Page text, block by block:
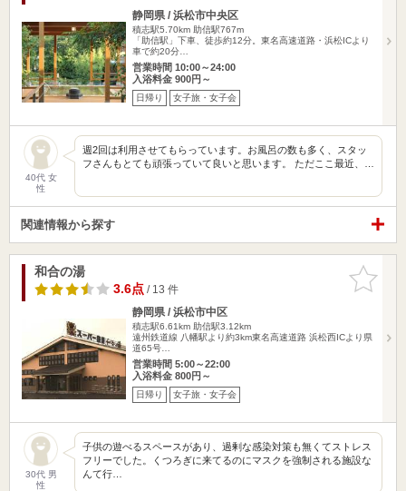
静岡県 / 浜松市中央区
積志駅5.70km 助信駅767m
「助信駅」下車、徒歩約12分。東名高速道路・浜松ICより
車で約20分…
営業時間 10:00～24:00
入浴料金 900円～
日帰り 女子旅・女子会
40代 女
性
週2回は利用させてもらっています。お風呂の数も多く、スタッ
フさんもとても頑張っていて良いと思います。 ただここ最近、…
関連情報から探す
お気に入
りに追加
和合の湯
3.6点/ 13 件
静岡県 / 浜松市中区
積志駅6.61km 助信駅3.12km
遠州鉄道線 八幡駅より約3km東名高速道路 浜松西ICより県
道65号…
営業時間 5:00～22:00
入浴料金 800円～
日帰り 女子旅・女子会
30代 男
性
子供の遊べるスペースがあり、過剰な感染対策も無くてストレス
フリーでした。くつろぎに来てるのにマスクを強制される施設な
んて行…